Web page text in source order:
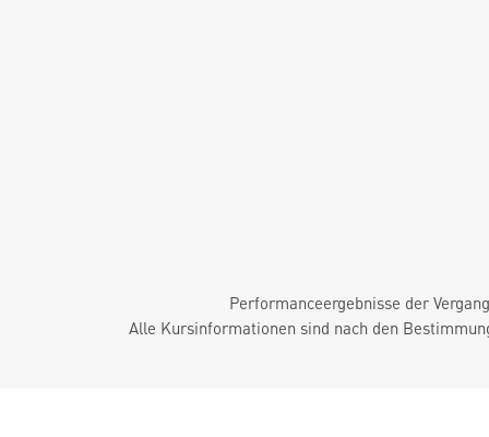
Performanceergebnisse der
Alle Kursinformationen sind nach den